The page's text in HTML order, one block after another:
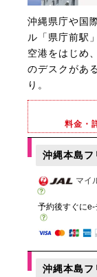
沖縄県庁や国
ル「県庁前駅
空港をはじめ
のデスクがあ
り。
料金・
沖縄本島フ
マイ
予約後すぐに
沖縄本島